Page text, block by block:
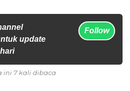
update
Follow
ini 7 kali dibaca